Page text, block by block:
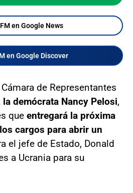
en Google News
en Google Discover
de Representantes
la demócrata Nancy Pelosi,
que entregará la próxima
cargos para abrir un
el jefe de Estado, Donald
a Ucrania para su